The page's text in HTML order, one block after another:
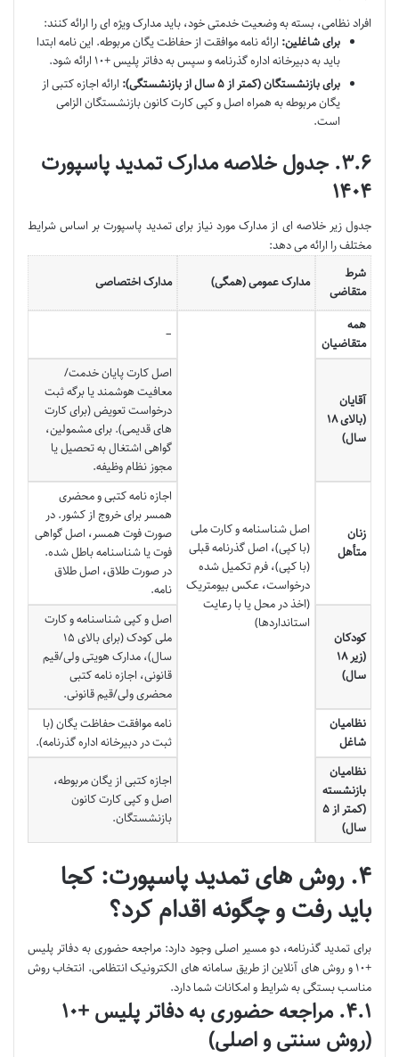
افراد نظامی، بسته به وضعیت خدمتی خود، باید مدارک ویژه ای را ارائه کنند:
برای شاغلین: ارائه نامه موافقت از حفاظت یگان مربوطه. این نامه ابتدا
باید به دبیرخانه اداره گذرنامه و سپس به دفاتر پلیس +۱۰ ارائه شود.
برای بازنشستگان (کمتر از ۵ سال از بازنشستگی):
ارائه اجازه کتبی از
یگان مربوطه به همراه اصل و کپی کارت کانون بازنشستگان الزامی
است.
۳.۶. جدول خلاصه مدارک تمدید پاسپورت
۱۴۰۴
جدول زیر خلاصه ای از مدارک مورد نیاز برای تمدید پاسپورت بر اساس شرایط
مختلف را ارائه می دهد:
شرط
متقاضی
مدارک عمومی (همگی) مدارک اختصاصی
همه
متقاضیان
اصل شناسنامه و کارت ملی
(با کپی)، اصل گذرنامه قبلی
(با کپی)، فرم تکمیل شده
درخواست، عکس بیومتریک
(اخذ در محل یا با رعایت
استانداردها)
–
آقایان
(بالای ۱۸
سال)
اصل کارت پایان خدمت/
معافیت هوشمند یا برگه ثبت
درخواست تعویض (برای کارت
های قدیمی). برای مشمولین،
گواهی اشتغال به تحصیل یا
مجوز نظام وظیفه.
زنان
متأهل
اجازه نامه کتبی و محضری
همسر برای خروج از کشور. در
صورت فوت همسر، اصل گواهی
فوت یا شناسنامه باطل شده.
در صورت طلاق، اصل طلاق
نامه.
کودکان
(زیر ۱۸
سال)
اصل و کپی شناسنامه و کارت
ملی کودک (برای بالای ۱۵
سال)، مدارک هویتی ولی/قیم
قانونی، اجازه نامه کتبی
محضری ولی/قیم قانونی.
نظامیان
شاغل
نامه موافقت حفاظت یگان (با
ثبت در دبیرخانه اداره گذرنامه).
نظامیان
بازنشسته
(کمتر از ۵
سال)
اجازه کتبی از یگان مربوطه،
اصل و کپی کارت کانون
بازنشستگان.
۴. روش های تمدید پاسپورت: کجا
باید رفت و چگونه اقدام کرد؟
برای تمدید گذرنامه، دو مسیر اصلی وجود دارد: مراجعه حضوری به دفاتر پلیس
+۱۰ و روش های آنلاین از طریق سامانه های الکترونیک انتظامی. انتخاب روش
مناسب بستگی به شرایط و امکانات شما دارد.
۴.۱. مراجعه حضوری به دفاتر پلیس +۱۰
(روش سنتی و اصلی)